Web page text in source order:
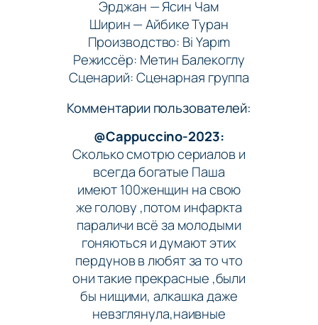
Эрджан — Ясин Чам
Ширин — Айбике Туран
Производство: Bi Yapım
Режиссёр: Метин Балекоглу
Сценарий: Сценарная группа
Комментарии пользователей:
@Cappuccino-2023:
Сколько смотрю сериалов и
всегда богатые Паша
имеют 100женщин на свою
же голову ,потом инфаркта
параличи всё за молодыми
гоняються и думают этих
пердунов в любят за то что
они такие прекрасные ,были
бы нищими, алкашка даже
невзглянула,наивные